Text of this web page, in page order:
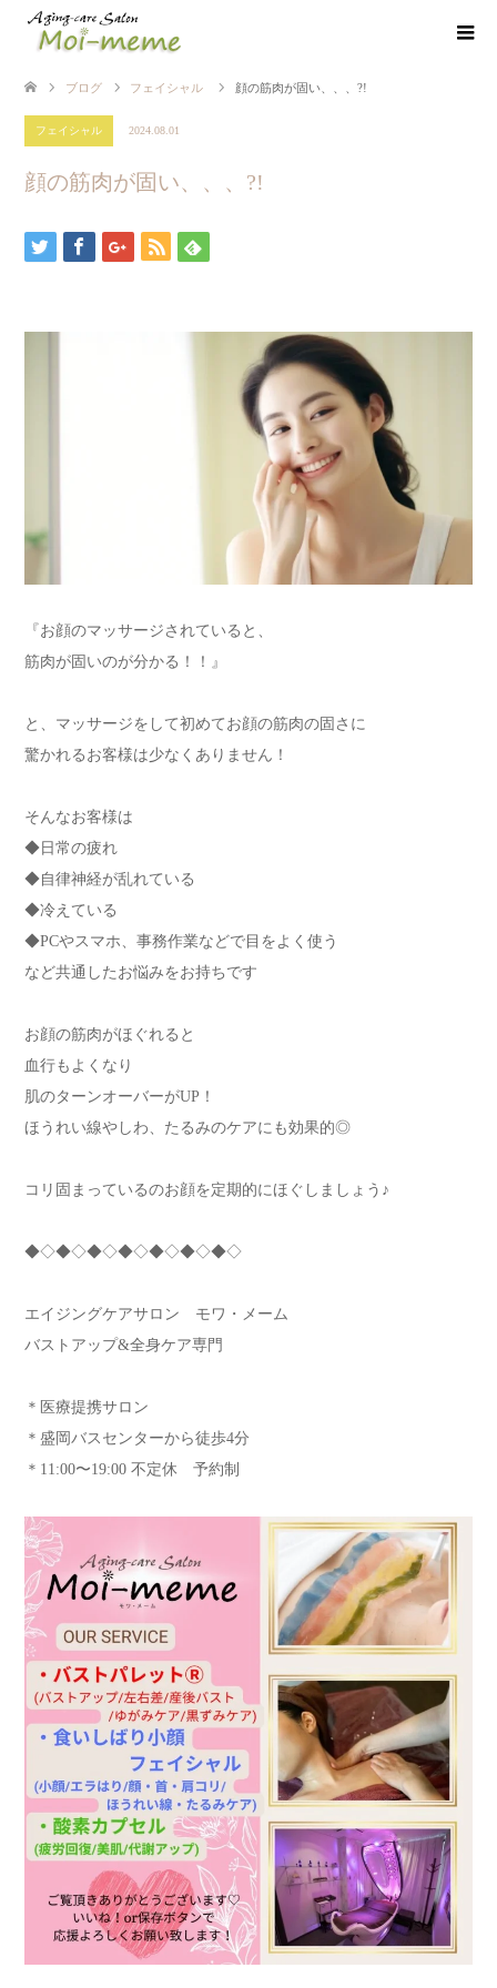
ブログ フェイシャル 顔の筋肉が固い、、、?!
フェイシャル 2024.08.01
顔の筋肉が固い、、、?!
『お顔のマッサージされていると、
筋肉が固いのが分かる！！』
と、マッサージをして初めてお顔の筋肉の固さに
驚かれるお客様は少なくありません！
そんなお客様は
◆日常の疲れ
◆自律神経が乱れている
◆冷えている
◆PCやスマホ、事務作業などで目をよく使う
など共通したお悩みをお持ちです
お顔の筋肉がほぐれると
血行もよくなり
肌のターンオーバーがUP！
ほうれい線やしわ、たるみのケアにも効果的◎
コリ固まっているのお顔を定期的にほぐしましょう♪
◆◇◆◇◆◇◆◇◆◇◆◇◆◇
エイジングケアサロン モワ・メーム
バストアップ&全身ケア専門
＊医療提携サロン
＊盛岡バスセンターから徒歩4分
＊11:00〜19:00 不定休 予約制